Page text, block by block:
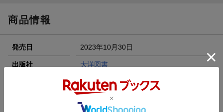
が当たる！
条件達成で楽天限定・宝塚歌劇 宙組貸切公演ペアチケット
が当たる
商品情報
発売日 2023年10月30日
出版社 大洋図書
B5